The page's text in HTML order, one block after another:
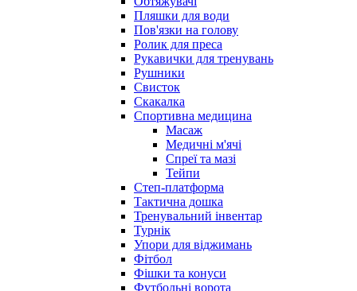
Пляшки для води
Пов'язки на голову
Ролик для преса
Рукавички для тренувань
Рушники
Свисток
Скакалка
Спортивна медицина
Масаж
Медичні м'ячі
Спреї та мазі
Тейпи
Степ-платформа
Тактична дошка
Тренувальний інвентар
Турнік
Упори для віджимань
Фітбол
Фішки та конуси
Футбольні ворота